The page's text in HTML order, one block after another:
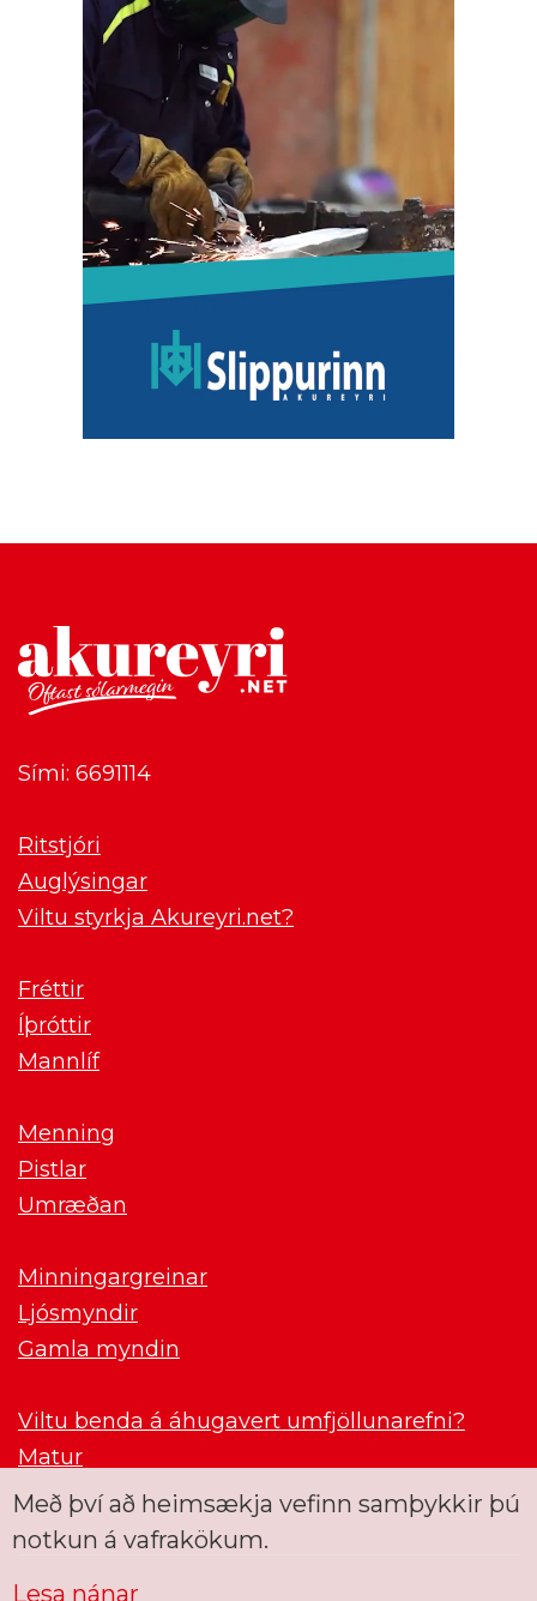
Sími: 6691114
Ritstjóri
Auglýsingar
Viltu styrkja Akureyri.net?
Fréttir
Íþróttir
Mannlíf
Menning
Pistlar
Umræðan
Minningargreinar
Ljósmyndir
Gamla myndin
Viltu benda á áhugavert umfjöllunarefni?
Matur
Með því að heimsækja vefinn samþykkir þú
notkun á vafrakökum.
Lesa nánar